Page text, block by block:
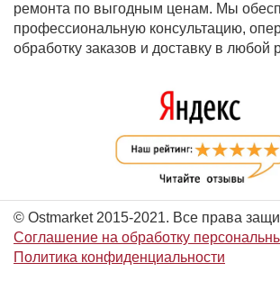
ремонта по выгодным ценам. Мы
профессиональную консультацию,
обработку заказов и доставку в любой
© Ostmarket 2015-2021. Все права
Соглашение на обработку
Политика конфиденциальности